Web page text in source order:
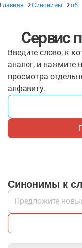
Главная Синонимы об
Сервис
Введите слово, к
аналог, и нажмите
просмотра
алфавиту.
Синонимы к